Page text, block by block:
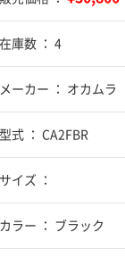
在庫数 ： 4
メーカー ： オカムラ
型式 ： CA2FBR
サイズ ：
カラー ： ブラック